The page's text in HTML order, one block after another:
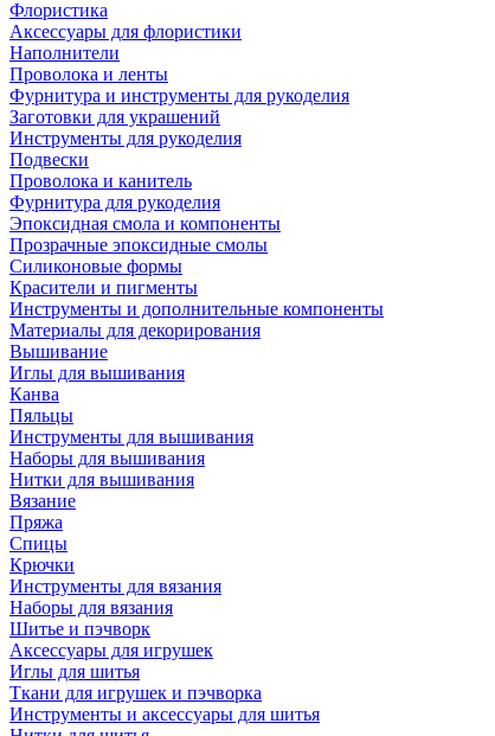
Флористика
Аксессуары для флористики
Наполнители
Проволока и ленты
Фурнитура и инструменты для рукоделия
Заготовки для украшений
Инструменты для рукоделия
Подвески
Проволока и канитель
Фурнитура для рукоделия
Эпоксидная смола и компоненты
Прозрачные эпоксидные смолы
Силиконовые формы
Красители и пигменты
Инструменты и дополнительные компоненты
Материалы для декорирования
Вышивание
Иглы для вышивания
Канва
Пяльцы
Инструменты для вышивания
Наборы для вышивания
Нитки для вышивания
Вязание
Пряжа
Спицы
Крючки
Инструменты для вязания
Наборы для вязания
Шитье и пэчворк
Аксессуары для игрушек
Иглы для шитья
Ткани для игрушек и пэчворка
Инструменты и аксессуары для шитья